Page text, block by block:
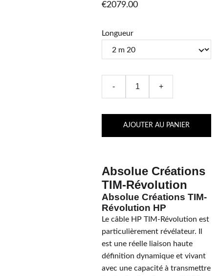
€2079.00
Longueur
- +
AJOUTER AU PANIER
Absolue Créations
TIM-Révolution
Absolue Créations TIM-
Révolution HP
Le câble HP TIM-Révolution est
particulièrement révélateur. Il
est une réelle liaison haute
définition dynamique et vivant
avec une capacité à transmettre